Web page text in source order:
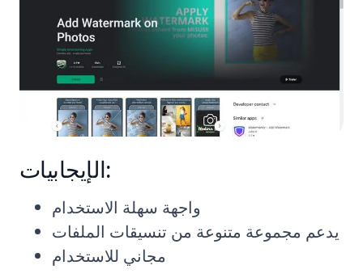
الإيجابيات:
واجهة سهلة الاستخدام
يدعم مجموعة متنوعة من تنسيقات الملفات
مجاني للاستخدام